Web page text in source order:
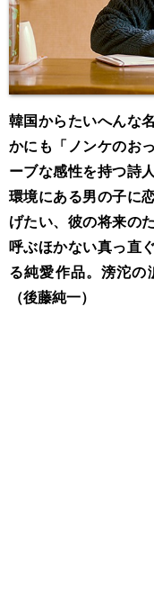
韓国からたいへんな
かにも「ノンケのお
ーブな感性を持つ詩
環境にある男の子に
げたい、彼の将来の
呼ぶほかない真っ直
る純愛作品。滂沱の
（後藤純一）